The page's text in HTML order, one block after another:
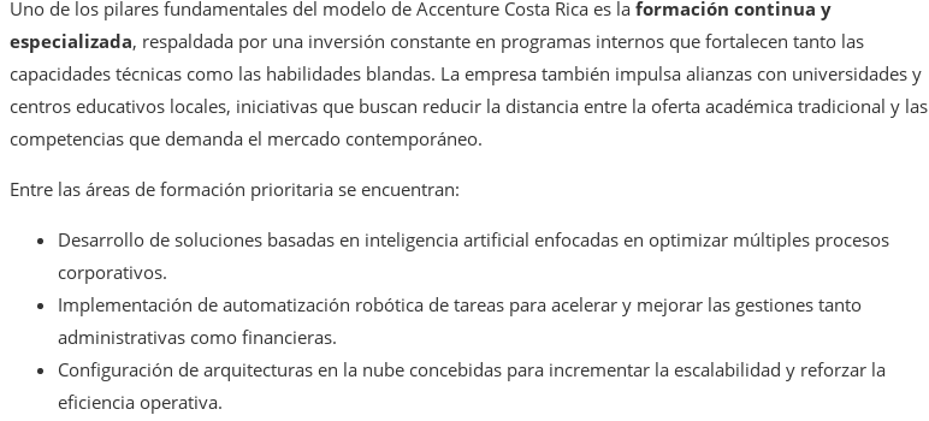
Uno de los pilares fundamentales del modelo de Accenture Costa Rica es la formación continua y
especializada, respaldada por una inversión constante en programas internos que fortalecen tanto las
capacidades técnicas como las habilidades blandas. La empresa también impulsa alianzas con universidades y
centros educativos locales, iniciativas que buscan reducir la distancia entre la oferta académica tradicional y las
competencias que demanda el mercado contemporáneo.
Entre las áreas de formación prioritaria se encuentran:
Desarrollo de soluciones basadas en inteligencia artificial enfocadas en optimizar múltiples procesos
corporativos.
Implementación de automatización robótica de tareas para acelerar y mejorar las gestiones tanto
administrativas como financieras.
Configuración de arquitecturas en la nube concebidas para incrementar la escalabilidad y reforzar la
eficiencia operativa.